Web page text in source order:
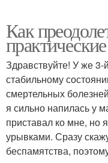
Как
Здравствуйте! У же 3-
стабильному
смертельных
я сильно напилась у
приставал ко мне, но
урывками. Сразу
беспамятства,